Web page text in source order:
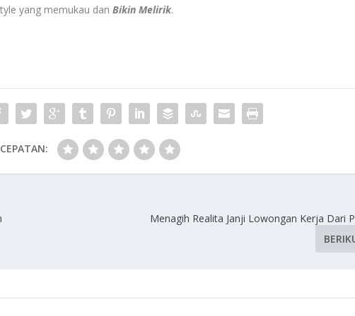
yang memukau danBikin Melirik.
Menagih Realita Janji Lowongan Kerja Dari